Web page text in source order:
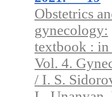
Obstetrics
gynecology:
textbook :
Vol. 4.
/ I. S.